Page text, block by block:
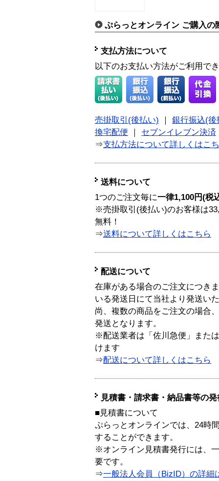
ぷらっとオンライン ご購入の
支払方法について
以下のお支払い方法がご利用で
売掛取引(後払い)
銀行振込(後
換宅配便
セブンイレブン決済
⇒支払方法について詳しくはこ
送料について
1つのご注文毎に一律1,100円(税
※売掛取引(後払い)のお客様は
無料！
⇒送料について詳しくはこちら
配送について
在庫がある場合のご注文につき
いる発送日にて当社より発送い
尚、複数の商品をご注文の場合
発送となります。
※配送業者は「佐川急便」また
けます
⇒配送について詳しくはこちら
見積書・請求書・納品書等の
■見積書について
ぷらっとオンラインでは、24時
することができます。
※オンライン見積書発行には、
要です。
⇒一般法人会員（BizID）の詳細